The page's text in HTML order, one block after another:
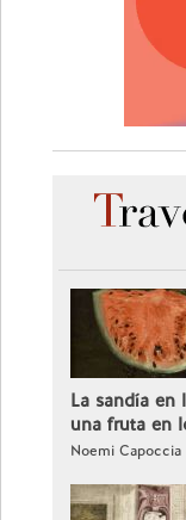
La sandía en
una fruta en
Noemi